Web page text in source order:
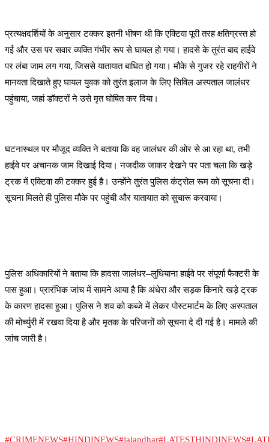
प्रत्यक्षदर्शियों के अनुसार टक्कर इतनी भीषण थी कि एक्टिवा पूरी तरह क्षतिग्रस्त हो
गई और उस पर सवार व्यक्ति गंभीर रूप से घायल हो गया। हादसे के तुरंत बाद हाईवे
पर लंबा जाम लग गया, जिससे यातायात बाधित हो गया। मौके से गुजर रहे राहगीरों ने
मानवता दिखाते हुए घायल युवक को तुरंत इलाज के लिए सिविल अस्पताल जालंधर
पहुंचाया, जहां डॉक्टरों ने उसे मृत घोषित कर दिया।
घटनास्थल पर मौजूद व्यक्ति ने बताया कि वह जालंधर की ओर से आ रहा था, तभी
हाईवे पर अचानक जाम दिखाई दिया। नजदीक जाकर देखने पर पता चला कि खड़े
ट्रक में एक्टिवा की टक्कर हुई है। उन्होंने तुरंत पुलिस कंट्रोल रूम को सूचना दी।
सूचना मिलते ही पुलिस मौके पर पहुंची और यातायात को सुचारू करवाया।
पुलिस अधिकारियों ने बताया कि हादसा जालंधर–लुधियाना हाईवे पर संपूर्णा फैक्टरी के
पास हुआ। प्रारंभिक जांच में सामने आया है कि अंधेरा और सड़क किनारे खड़े ट्रक
के कारण हादसा हुआ। पुलिस ने शव को कब्जे में लेकर पोस्टमार्टम के लिए अस्पताल
की मोर्च्युरी में रखवा दिया है और मृतक के परिजनों को सूचना दे दी गई है। मामले की
जांच जारी है।
#CRIMENEWS#HINDINEWS#jalandhar#LATESTHINDINEWS